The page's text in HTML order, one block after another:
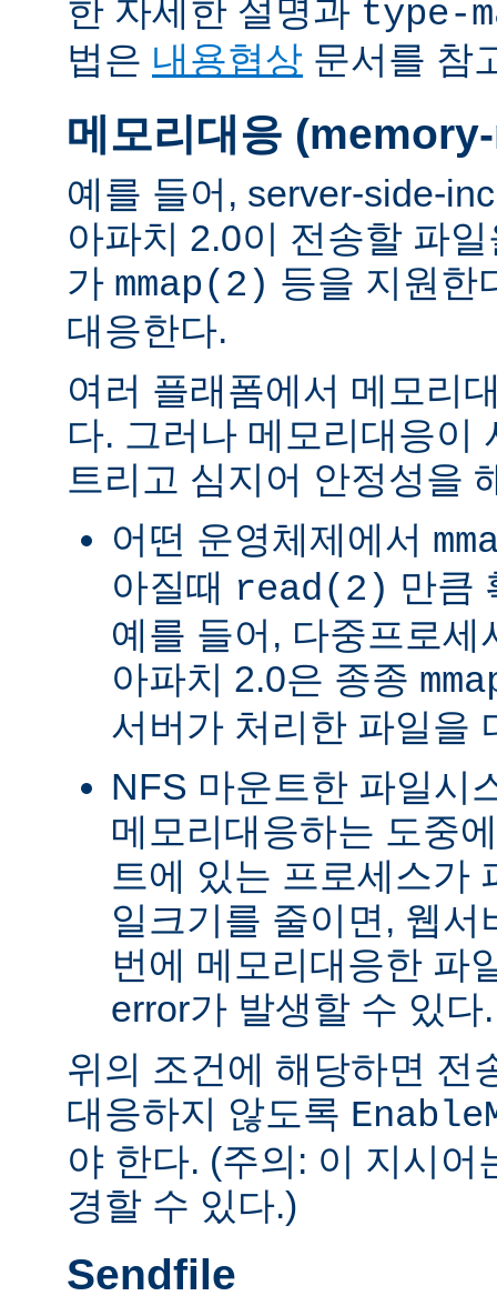
한 자세한 설명과 type-
법은 내용협상 문서를 참
메모리대응
예를 들어, server-side-
아파치 2.0이 전송할 파
가 mmap(2) 등을 지원한
대응한다.
여러 플래폼에서 메모리
다. 그러나 메모리대응이
트리고 심지어 안정성을
어떤 운영체제에서
아질때 read(2) 만큼
예를 들어, 다중프로
아파치 2.0은 종종
서버가 처리한 파일을
NFS 마운트한 파일시
메모리대응하는 도중
트에 있는 프로세스가
일크기를 줄이면, 웹
번에 메모리대응한 파
error가 발생할 수 있다.
위의 조건에 해당하면 전
대응하지 않도록
야 한다. (주의: 이 지시어
경할 수 있다.)
Sendfile